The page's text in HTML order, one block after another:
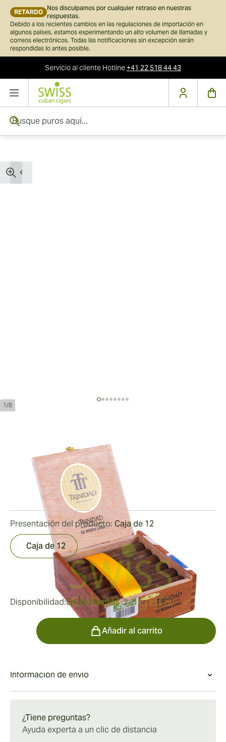
RETARDO
Nos disculpamos por cualquier retraso en nuestras
respuestas.
Debido a los recientes cambios en las regulaciones de importación en
algunos países, estamos experimentando un alto volumen de llamadas y
correos electrónicos. Todas las notificaciones sin excepción serán
respondidas lo antes posible.
Servicio al cliente Hotline+41 22 518 44 43
1/8
Trinidad Media Luna
Medidor de anillo:50
Longitud:142 mm / 5.6 pulgadas
0Reseñas
fue453,47 €
Disponibilidad:En existencias ?
Presentación del producto:Caja de 12
Caja de 12
Cantidad
Añadir al carrito
Información de envío
¿Tiene preguntas?
Ayuda experta a un clic de distancia